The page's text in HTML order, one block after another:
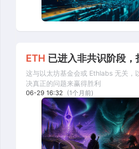
ETH 已进入非共识阶段，
这与以太坊基金会或 Ethlabs 无关，
决真正的问题来赢得胜利
06-29 16:32 (1个月前)